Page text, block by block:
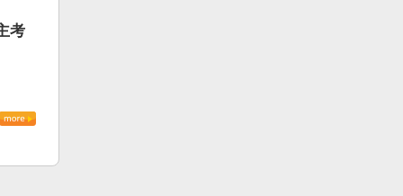
考